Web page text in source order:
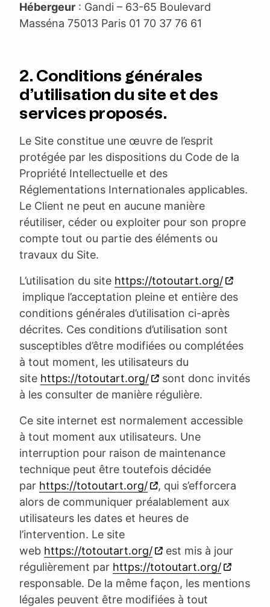
Hébergeur : Gandi – 63-65 Boulevard
Masséna 75013 Paris 01 70 37 76 61
2. Conditions générales
d’utilisation du site et des
services proposés.
Le Site constitue une œuvre de l’esprit
protégée par les dispositions du Code de la
Propriété Intellectuelle et des
Réglementations Internationales applicables.
Le Client ne peut en aucune manière
réutiliser, céder ou exploiter pour son propre
compte tout ou partie des éléments ou
travaux du Site.
L’utilisation du site https://totoutart.org/
implique l’acceptation pleine et entière des
conditions générales d’utilisation ci-après
décrites. Ces conditions d’utilisation sont
susceptibles d’être modifiées ou complétées
à tout moment, les utilisateurs du
site https://totoutart.org/
sont donc invités
à les consulter de manière régulière.
Ce site internet est normalement accessible
à tout moment aux utilisateurs. Une
interruption pour raison de maintenance
technique peut être toutefois décidée
par https://totoutart.org/
, qui s’efforcera
alors de communiquer préalablement aux
utilisateurs les dates et heures de
l’intervention. Le site
web https://totoutart.org/
est mis à jour
régulièrement par https://totoutart.org/
responsable. De la même façon, les mentions
légales peuvent être modifiées à tout